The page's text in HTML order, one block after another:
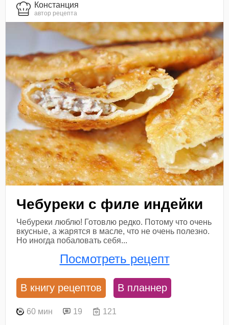
Констанция
автор рецепта
Чебуреки с филе индейки
Чебуреки люблю! Готовлю редко. Потому что очень
вкусные, а жарятся в масле, что не очень полезно.
Но иногда побаловать себя...
Посмотреть рецепт
В книгу рецептов В планнер
60 мин 19 121